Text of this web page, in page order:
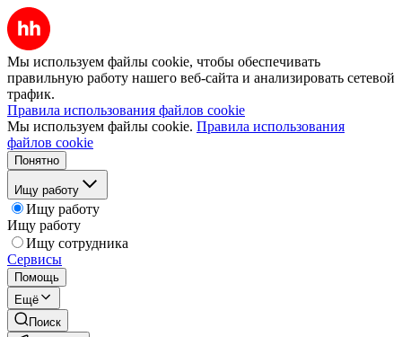
Мы используем файлы cookie, чтобы обеспечивать
правильную работу нашего веб-сайта и анализировать сетевой
трафик.
Правила использования файлов cookie
Мы используем файлы cookie. Правила использования
файлов cookie
Понятно
Ищу работу
Ищу работу
Ищу работу
Ищу сотрудника
Сервисы
Помощь
Ещё
Поиск